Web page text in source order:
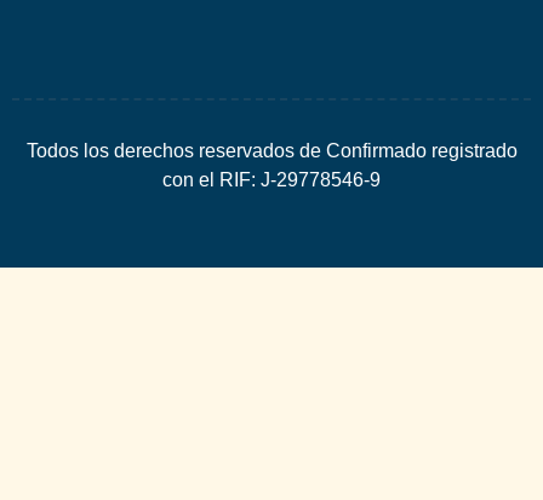
Todos los derechos reservados de Confirmado registrado
con el RIF: J-29778546-9